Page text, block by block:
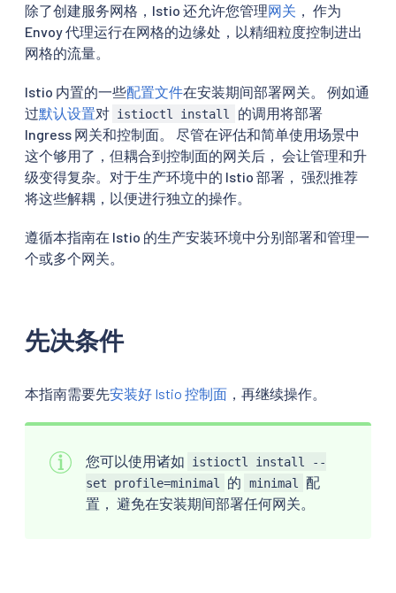
除了创建服务网格，Istio 还允许您管理网关 ， 作为
Envoy 代理运行在网格的边缘处，以精细粒度控制进出
网格的流量。
Istio 内置的一些配置文件在安装期间部署网关。 例如通
过默认设置对 istioctl install
的调用将部署
Ingress 网关和控制面。 尽管在评估和简单使用场景中
这个够用了，但耦合到控制面的网关后， 会让管理和升
级变得复杂。对于生产环境中的 Istio 部署， 强烈推荐
将这些解耦，以便进行独立的操作。
遵循本指南在 Istio 的生产安装环境中分别部署和管理一
个或多个网关。
先决条件
本指南需要先安装好 Istio 控制面 ，再继续操作。
您可以使用诸如
istioctl install --
set profile=minimal
的 minimal
配
置， 避免在安装期间部署任何网关。